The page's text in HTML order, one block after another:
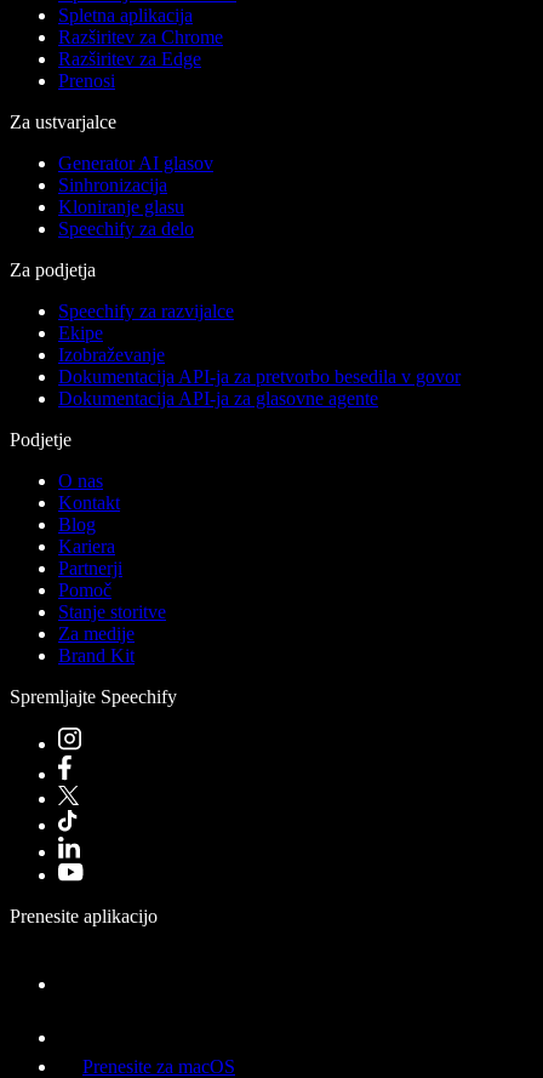
Spletna aplikacija
Razširitev za Chrome
Razširitev za Edge
Prenosi
Za ustvarjalce
Generator AI glasov
Sinhronizacija
Kloniranje glasu
Speechify za delo
Za podjetja
Speechify za razvijalce
Ekipe
Izobraževanje
Dokumentacija API-ja za pretvorbo besedila v govor
Dokumentacija API-ja za glasovne agente
Podjetje
O nas
Kontakt
Blog
Kariera
Partnerji
Pomoč
Stanje storitve
Za medije
Brand Kit
Spremljajte Speechify
Prenesite aplikacijo
Prenesite za macOS